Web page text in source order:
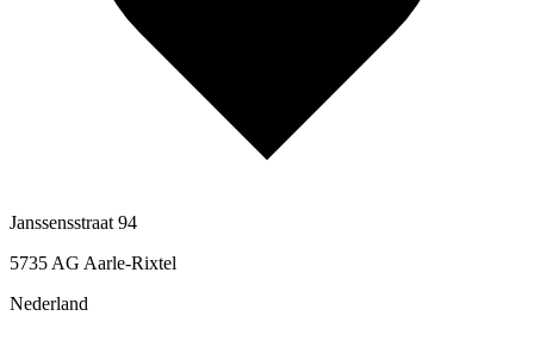
Janssensstraat 94
5735 AG Aarle-Rixtel
Nederland